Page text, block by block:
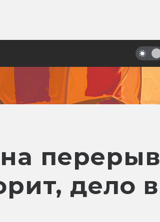
про идею под маской
перерыв
дело в